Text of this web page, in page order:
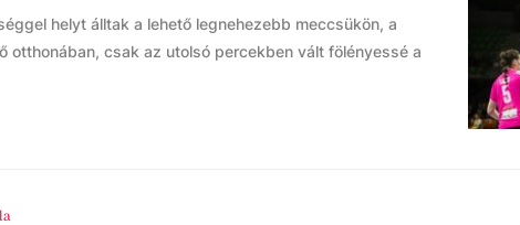
helyt álltak a lehető legnehezebb meccsükön, a
otthonában, csak az utolsó percekben vált fölényessé a